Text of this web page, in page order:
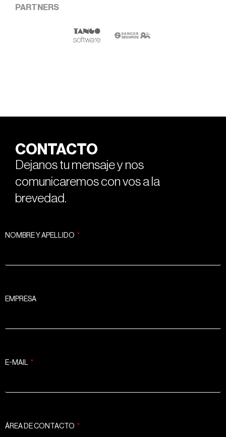
PARTNERS
CONTACTO
Dejanos tu mensaje y nos
comunicaremos con vos a la
brevedad.
NOMBRE Y APELLIDO
EMPRESA
E-MAIL
ÁREA DE CONTACTO